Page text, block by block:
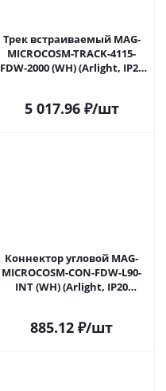
Трек встраиваемый MAG-
MICROCOSM-TRACK-4115-
FDW-2000 (WH) (Arlight, IP20
5 017.96₽/шт
Коннектор угловой MAG-
MICROCOSM-CON-FDW-L90-
INT (WH) (Arlight, IP20
885.12 ₽/шт